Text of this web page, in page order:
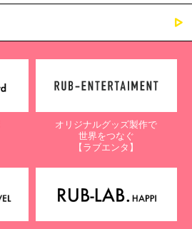
オリジナルグッズ製作で
世界をつなぐ
【ラブエンタ】